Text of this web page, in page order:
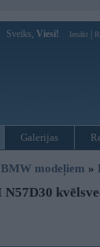
Sveiks, Viesi! Ienākt
Galerijas
modeļiem »